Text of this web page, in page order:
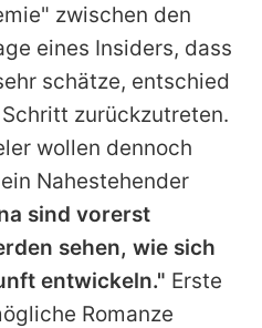
Richtlinien
zwischen den
eines Insiders, dass
schätze, entschied
zurückzutreten.
wollen dennoch
Nahestehender
sind vorerst
sehen, wie sich
entwickeln." Erste
Romanze